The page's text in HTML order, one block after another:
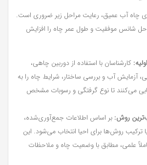
چاه آب عمیق، رعایت مراحل زیر ضروری است.
شانس موفقیت و طول عمر چاه را افزایش
کارشناسان با استفاده از دوربین چاهی،
آزمایش آب و بررسی ساختار، شرایط چاه را به
می‌کنند تا نوع گرفتگی و رسوبات مشخص
روش: بر اساس اطلاعات جمع‌آوری‌شده،
ترکیب روش‌ها برای احیا انتخاب می‌شود. این
علمی، مطابق با وضعیت چاه و ملاحظات